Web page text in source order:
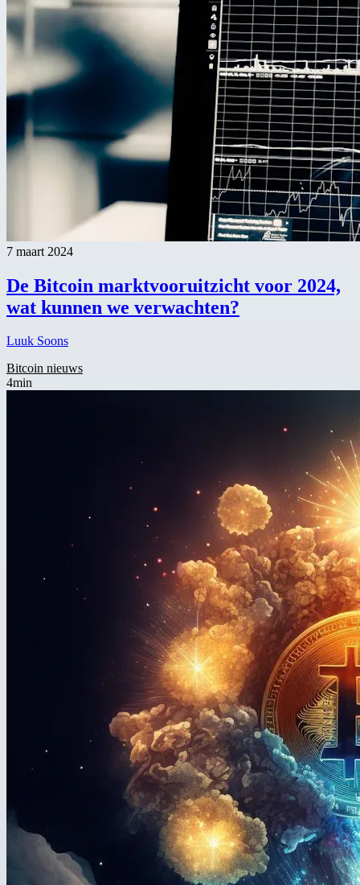
7 maart 2024
De Bitcoin marktvooruitzicht voor 2024,
wat kunnen we verwachten?
Luuk Soons
Bitcoin nieuws
4min